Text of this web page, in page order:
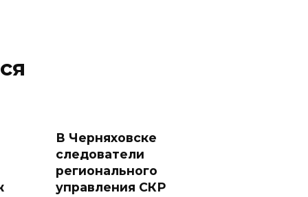
В Черняховске
следователи
регионального
управления СКР